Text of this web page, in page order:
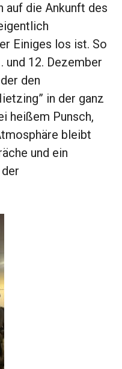
auf die Ankunft des
Einiges los ist. So
und 12. Dezember
den
in der ganz
heißem Punsch,
bleibt
und ein